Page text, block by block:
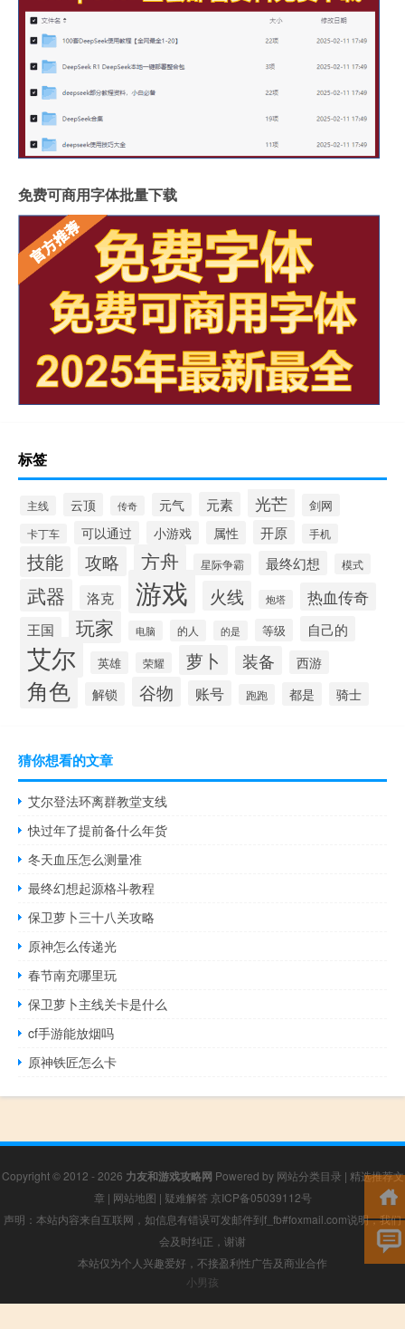
免费可商用字体批量下载
标签
主线 云顶 传奇 元气 元素 光芒 剑网
卡丁车 可以通过 小游戏 属性 开原 手机
技能 攻略 方舟 星际争霸 最终幻想 模式
武器 洛克 游戏 火线 炮塔 热血传奇
王国 玩家 电脑 的人 的是 等级 自己的
艾尔 英雄 荣耀 萝卜 装备 西游
角色 解锁 谷物 账号 跑跑 都是 骑士
猜你想看的文章
艾尔登法环离群教堂支线
快过年了提前备什么年货
冬天血压怎么测量准
最终幻想起源格斗教程
保卫萝卜三十八关攻略
原神怎么传递光
春节南充哪里玩
保卫萝卜主线关卡是什么
cf手游能放烟吗
原神铁匠怎么卡
Copyright © 2012 - 2026 力友和游戏攻略网 Powered by 网站分类目录 | 精选推荐文
章 | 网站地图 | 疑难解答 京ICP备05039112号
声明：本站内容来自互联网，如信息有错误可发邮件到f_fb#foxmail.com说明，我们
会及时纠正，谢谢
本站仅为个人兴趣爱好，不接盈利性广告及商业合作
小男孩